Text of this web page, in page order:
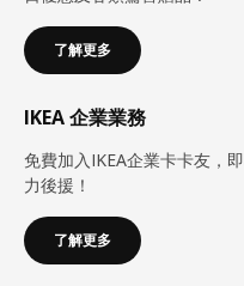
了解更多
IKEA 企業業務
免費加入IKEA企業卡卡友，
力後援！
了解更多